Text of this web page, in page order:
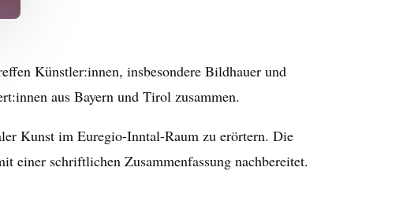
Künstler:innen, insbesondere Bildhauer und
aus Bayern und Tirol zusammen.
Kunst im Euregio-Inntal-Raum zu erörtern. Die
einer schriftlichen Zusammenfassung nachbereitet.